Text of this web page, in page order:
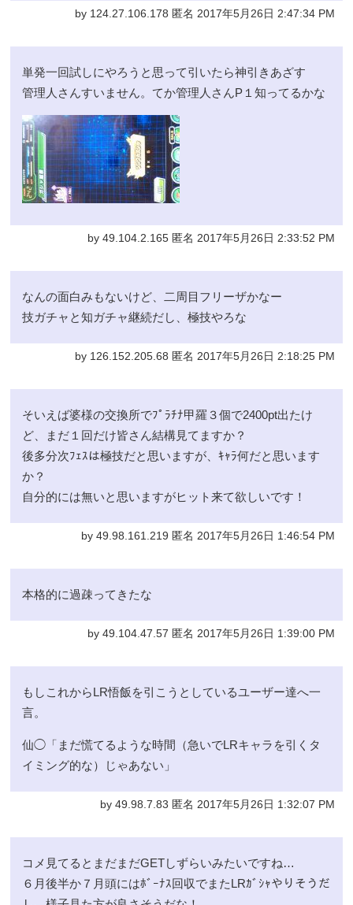
by 124.27.106.178 匿名 2017年5月26日 2:47:34 PM
単発一回試しにやろうと思って引いたら神引きあざす
管理人さんすいません。てか管理人さんP１知ってるかな
by 49.104.2.165 匿名 2017年5月26日 2:33:52 PM
なんの面白みもないけど、二周目フリーザかなー
技ガチャと知ガチャ継続だし、極技やろな
by 126.152.205.68 匿名 2017年5月26日 2:18:25 PM
そいえば婆様の交換所でﾌﾟﾗﾁﾅ甲羅３個で2400pt出たけ
ど、まだ１回だけ皆さん結構見てますか？
後多分次ﾌｪｽは極技だと思いますが、ｷｬﾗ何だと思います
か？
自分的には無いと思いますがヒット来て欲しいです！
by 49.98.161.219 匿名 2017年5月26日 1:46:54 PM
本格的に過疎ってきたな
by 49.104.47.57 匿名 2017年5月26日 1:39:00 PM
もしこれからLR悟飯を引こうとしているユーザー達へ一
言。
仙◯「まだ慌てるような時間（急いでLRキャラを引くタ
イミング的な）じゃあない」
by 49.98.7.83 匿名 2017年5月26日 1:32:07 PM
コメ見てるとまだまだGETしずらいみたいですね…
６月後半か７月頭にはﾎﾞｰﾅｽ回収でまたLRｶﾞｼｬやりそうだ